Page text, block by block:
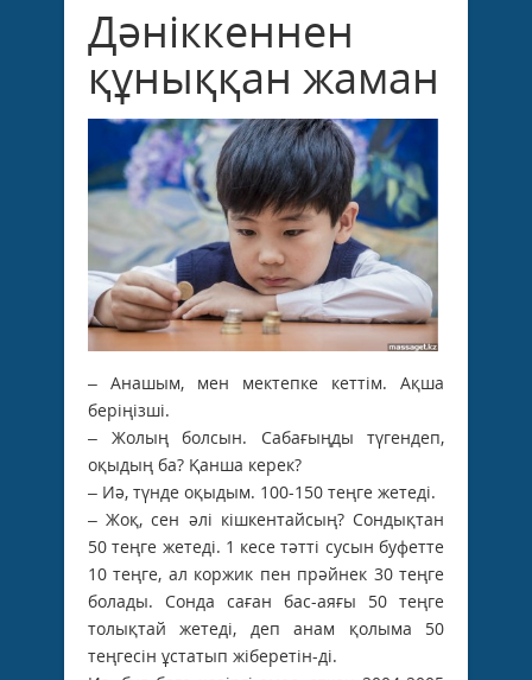
Дәніккеннен
құныққан жаман
– Анашым, мен мектепке кеттім. Ақша
беріңізші.
– Жолың болсын. Сабағыңды түгендеп,
оқыдың ба? Қанша керек?
– Иә, түнде оқыдым. 100-150 теңге жетеді.
– Жоқ, сен әлі кішкентайсың? Сондықтан
50 теңге жетеді. 1 кесе тәтті сусын буфетте
10 теңге, ал коржик пен прәйнек 30 теңге
болады. Сонда саған бас-аяғы 50 теңге
толықтай жетеді, деп анам қолыма 50
теңгесін ұстатып жіберетін-ді.